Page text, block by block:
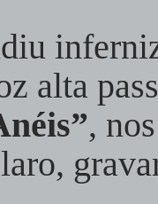
alta
,